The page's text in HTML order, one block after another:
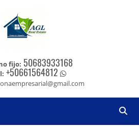
fijo: 50683933168
+50661564812